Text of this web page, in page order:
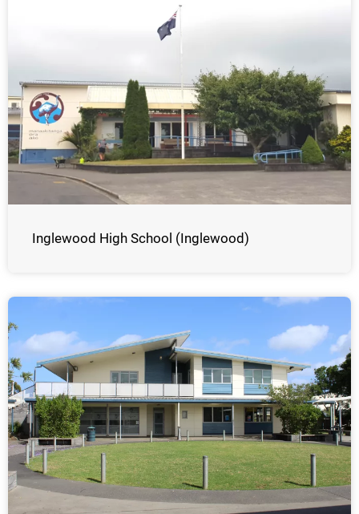
Inglewood High School (Inglewood)